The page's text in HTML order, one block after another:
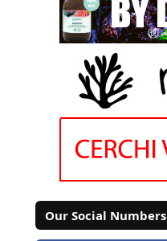
Our Social Numbers